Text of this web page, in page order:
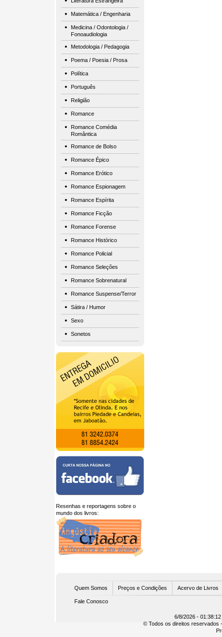
Matemática / Engenharia
Medicina / Odontologia /
Fonoaudiologia
Metodologia / Pedagogia
Poema / Poesia / Prosa
Política
Português
Religião
Romance
Romance Comédia
Romântica
Romance de Bolso
Romance Épico
Romance Erótico
Romance Espionagem
Romance Espírita
Romance Ficção
Romance Forense
Romance Histórico
Romance Policial
Romance Seleções
Romance Sobrenatural
Romance Suspense/Terror
Sátira / Humor
Sexo
Sonetos
Resenhas e reportagens sobre o
mundo dos livros:
Quem Somos Preços e Condições Acervo de Livros
Fale Conosco
6/8/2026 -
© Todos os direitos reservados